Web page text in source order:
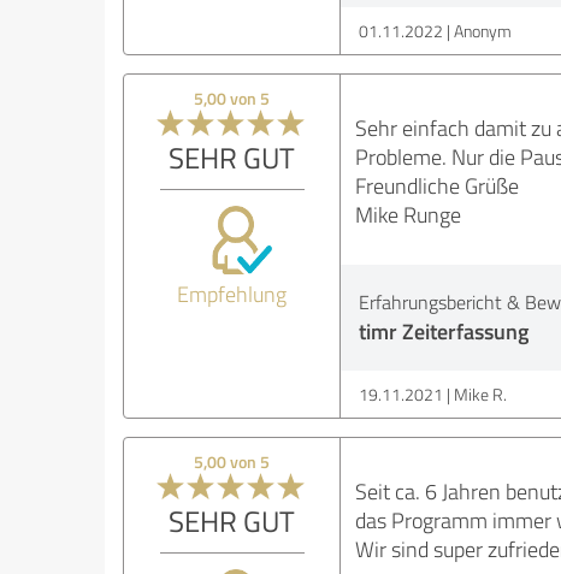
01.11.2022 Anonym
5,00 von 5
SEHR GUT
Empfehlung
Sehr einfach damit zu
Probleme. Nur die
Freundliche Grüße
Mike Runge
Erfahrungsbericht &
timr Zeiterfassung
19.11.2021 Mike R.
5,00 von 5
SEHR GUT
Seit ca. 6 Jahren
das Programm
Wir sind super